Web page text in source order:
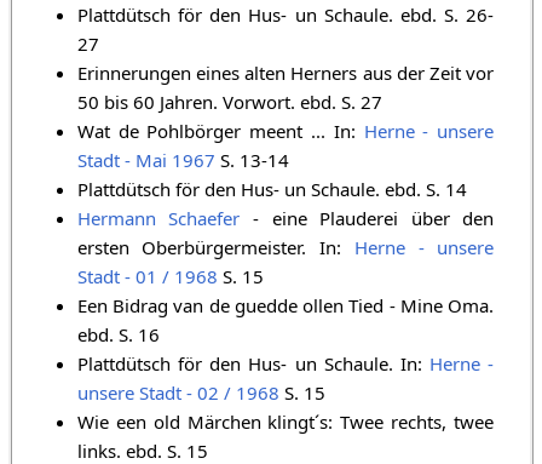
Plattdütsch för den Hus- un Schaule. ebd. S. 26-
27
Erinnerungen eines alten Herners aus der Zeit vor
50 bis 60 Jahren. Vorwort. ebd. S. 27
Wat de Pohlbörger meent ... In: Herne - unsere
Stadt - Mai 1967 S. 13-14
Plattdütsch för den Hus- un Schaule. ebd. S. 14
Hermann Schaefer - eine Plauderei über den
ersten Oberbürgermeister. In: Herne - unsere
Stadt - 01 / 1968 S. 15
Een Bidrag van de guedde ollen Tied - Mine Oma.
ebd. S. 16
Plattdütsch för den Hus- un Schaule. In: Herne -
unsere Stadt - 02 / 1968 S. 15
Wie een old Märchen klingt´s: Twee rechts, twee
links. ebd. S. 15